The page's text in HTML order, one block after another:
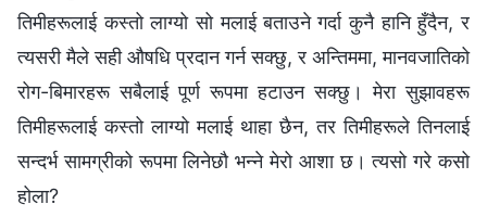
तिमीहरूलाई कस्तो लाग्यो सो मलाई बताउने गर्दा कुनै हानि हुँदैन, र
त्यसरी मैले सही औषधि प्रदान गर्न सक्छु, र अन्तिममा, मानवजातिको
रोग-बिमारहरू सबैलाई पूर्ण रूपमा हटाउन सक्छु। मेरा सुझावहरू
तिमीहरूलाई कस्तो लाग्यो मलाई थाहा छैन, तर तिमीहरूले तिनलाई
सन्दर्भ सामग्रीको रूपमा लिनेछौ भन्‍ने मेरो आशा छ। त्यसो गरे कसो
होला?